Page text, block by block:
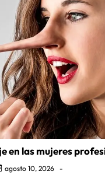
en las mujeres
agosto 10, 2026 -